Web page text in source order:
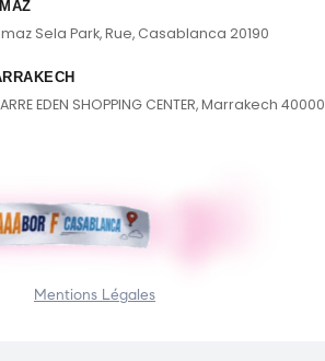
Sela Park, Rue, Casablanca 20190
EDEN SHOPPING CENTER, Marrakech 40000
Mentions Légales